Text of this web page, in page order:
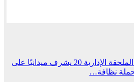
طنجة..قائد الملحقة الإدارية 20 يشرف ميدانيًا على
نظافة…